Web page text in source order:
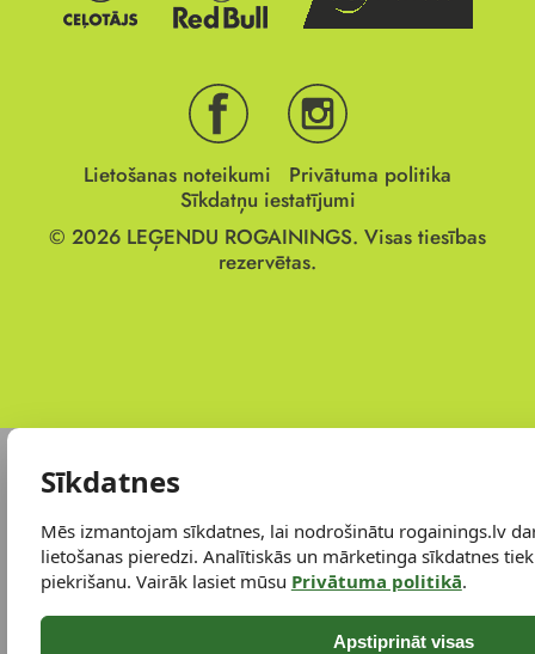
Lietošanas noteikumi
Privātuma politika
Sīkdatņu iestatījumi
© 2026 LEĢENDU ROGAININGS. Visas tiesības
rezervētas.
Sīkdatnes
Mēs izmantojam sīkdatnes, lai nodrošinātu rogainings.lv
lietošanas pieredzi. Analītiskās un mārketinga sīkdatnes
piekrišanu. Vairāk lasiet mūsu Privātuma politikā.
Apstiprināt visas